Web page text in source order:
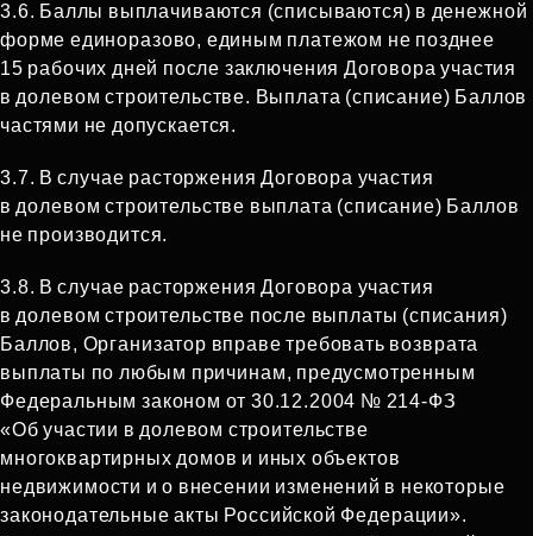
3.6. Баллы выплачиваются (списываются) в денежной
форме единоразово, единым платежом не позднее
15 рабочих дней после заключения Договора участия
в долевом строительстве. Выплата (списание) Баллов
частями не допускается.
3.7. В случае расторжения Договора участия
в долевом строительстве выплата (списание) Баллов
не производится.
3.8. В случае расторжения Договора участия
в долевом строительстве после выплаты (списания)
Баллов, Организатор вправе требовать возврата
выплаты по любым причинам, предусмотренным
Федеральным законом от 30.12.2004 № 214‑ФЗ
«Об участии в долевом строительстве
многоквартирных домов и иных объектов
недвижимости и о внесении изменений в некоторые
законодательные акты Российской Федерации».